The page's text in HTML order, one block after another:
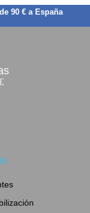
90 € a España